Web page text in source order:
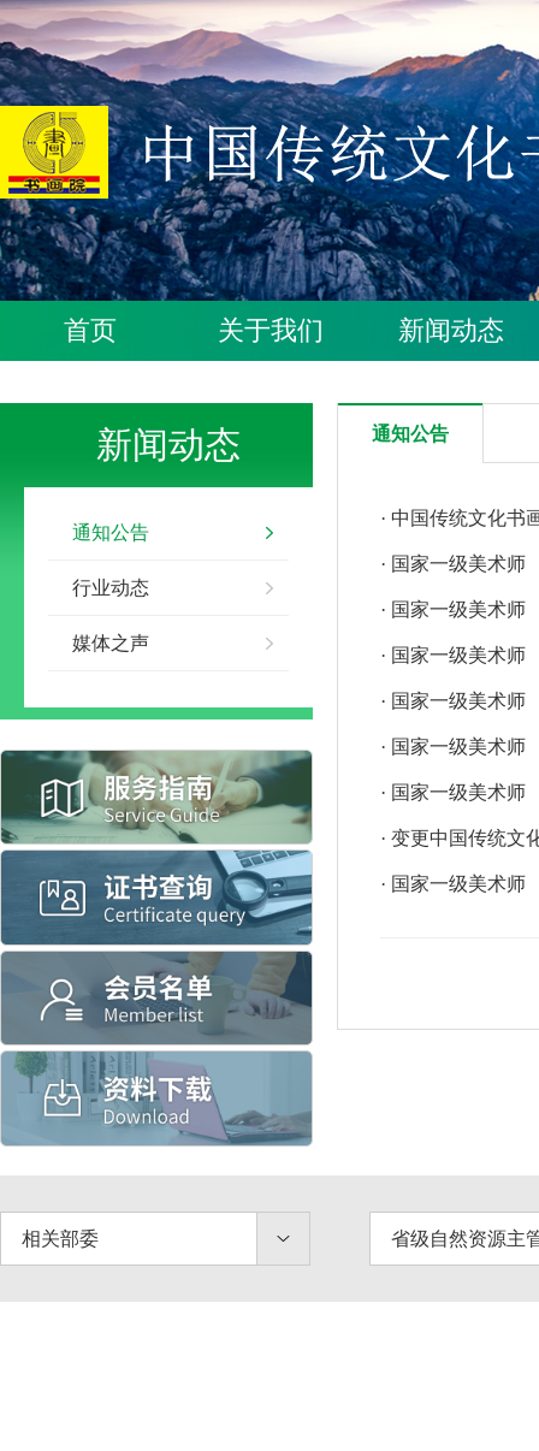
首页 关于我们 新闻动态
新闻动态
通知公告
行业动态
媒体之声
通知公告
· 中国传统文化书
· 国家一级美术师
· 国家一级美术师
· 国家一级美术师
· 国家一级美术师
· 国家一级美术师
· 国家一级美术师
· 变更中国传统文
· 国家一级美术师
相关部委 省级自然资源主